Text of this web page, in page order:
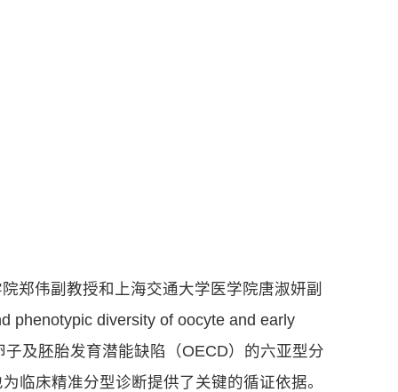
郑伟副教授和上海交通大学医学院唐淑妍副
phenotypic diversity of oocyte and early
及胚胎发育潜能缺陷（OECD）的六亚型分
临床精准分型诊断提供了关键的循证依据。